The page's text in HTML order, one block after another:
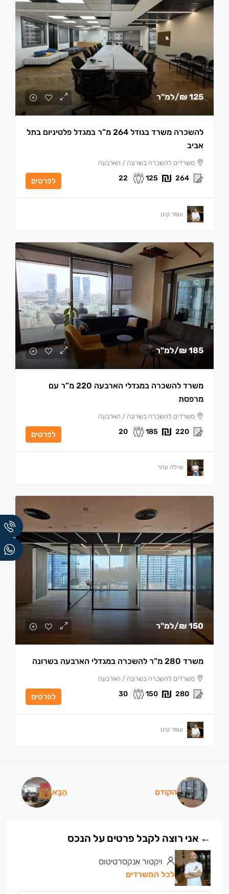
125 ₪ /למ"ר
להשכרה משרד בגודל 264 מ”ר במגדל פלטיניום בתל
אביב
משרדים להשכרה בשרונה / הארבעה
264
125
22 לפרטים
עומר קינן
185 ₪ /למ"ר
משרד להשכרה במגדלי הארבעה 220 מ”ר עם
מרפסת
משרדים להשכרה בשרונה / הארבעה
220
185
20 לפרטים
איילה עוזר
150 ₪ /למ"ר
משרד 280 מ”ר להשכרה במגדלי הארבעה בשרונה
משרדים להשכרה בשרונה / הארבעה
280
150
30 לפרטים
עומר קינן
הקודם הַבָּא
ויקטור אנקסרטיטוס
לכל המשרדים